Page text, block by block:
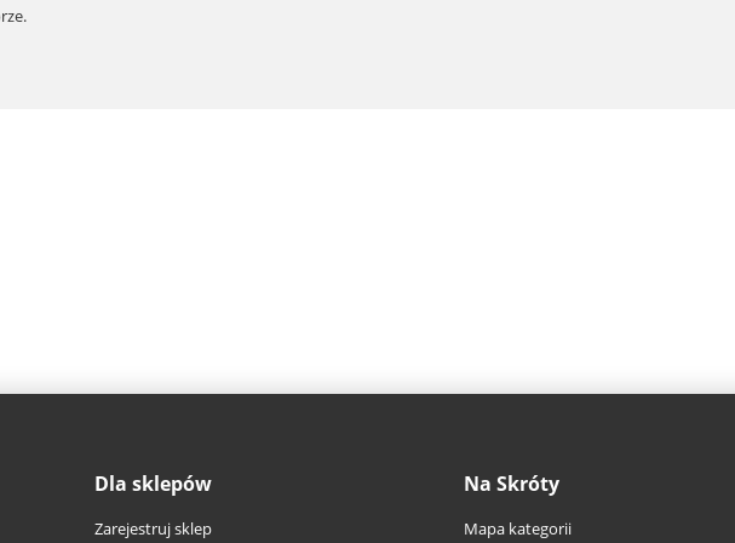
Dla sklepów
Zarejestruj sklep
Na Skróty
Mapa kategorii